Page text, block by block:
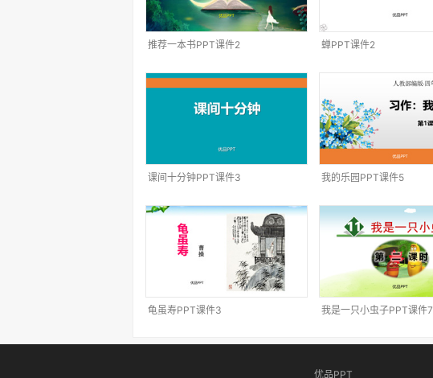
推荐一本书PPT课件2 蝉PPT课件2
课间十分钟PPT课件3 我的乐园PPT课件5
龟虽寿PPT课件3 我是一只小虫子PPT课件7
优品PPT